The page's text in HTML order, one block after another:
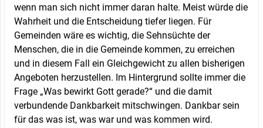
wenn man sich nicht immer daran halte. Meist würde die
Wahrheit und die Entscheidung tiefer liegen. Für
Gemeinden wäre es wichtig, die Sehnsüchte der
Menschen, die in die Gemeinde kommen, zu erreichen
und in diesem Fall ein Gleichgewicht zu allen bisherigen
Angeboten herzustellen. Im Hintergrund sollte immer die
Frage „Was bewirkt Gott gerade?“ und die damit
verbundende Dankbarkeit mitschwingen. Dankbar sein
für das was ist, was war und was kommen wird.